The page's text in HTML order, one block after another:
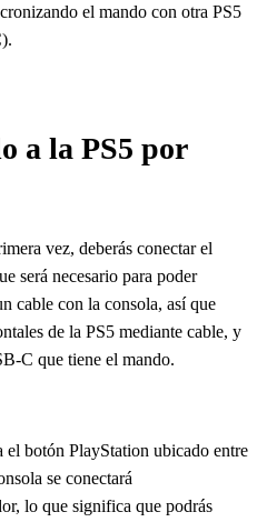
el mando con otra PS5
a la PS5 por
vez, deberás conectar el
será necesario para poder
cable con la consola, así que
de la PS5 mediante cable, y
C que tiene el mando.
el botón PlayStation ubicado entre
se conectará
lo que significa que podrás